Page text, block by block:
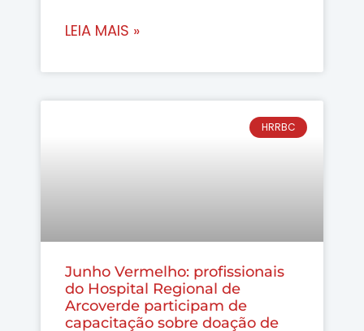
LEIA MAIS »
HRRBC
Junho Vermelho: profissionais
do Hospital Regional de
Arcoverde participam de
capacitação sobre doação de